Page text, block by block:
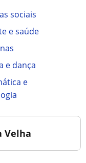
sociais
e saúde
e dança
e
Velha